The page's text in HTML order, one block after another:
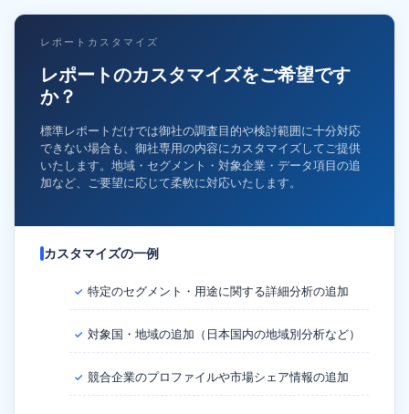
レポートカスタマイズ
レポートのカスタマイズをご希望です
か？
標準レポートだけでは御社の調査目的や検討範囲に十分対応
できない場合も、御社専用の内容にカスタマイズしてご提供
いたします。地域・セグメント・対象企業・データ項目の追
加など、ご要望に応じて柔軟に対応いたします。
カスタマイズの一例
✓ 特定のセグメント・用途に関する詳細分析の追加
✓ 対象国・地域の追加（日本国内の地域別分析など）
✓ 競合企業のプロファイルや市場シェア情報の追加